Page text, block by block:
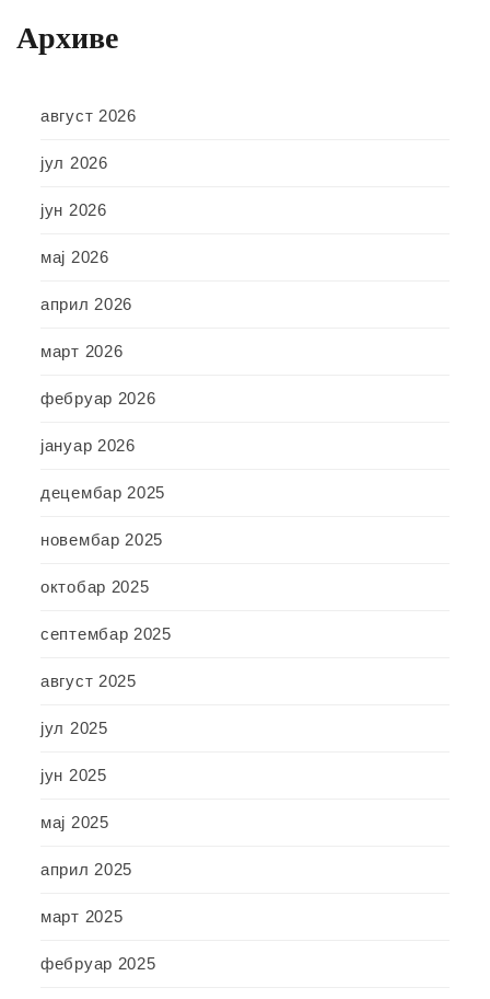
Архиве
август 2026
јул 2026
јун 2026
мај 2026
април 2026
март 2026
фебруар 2026
јануар 2026
децембар 2025
новембар 2025
октобар 2025
септембар 2025
август 2025
јул 2025
јун 2025
мај 2025
април 2025
март 2025
фебруар 2025